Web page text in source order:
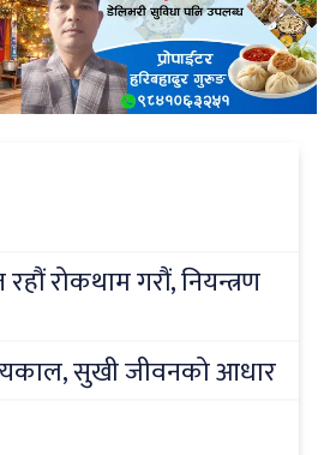
रोकथाम गरौं, नियन्त्रण
सुखी जीवनको आधार